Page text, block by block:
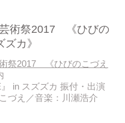
術祭2017 《ひびの
カ》
祭2017 《ひびのこづえ
』 in スズズカ 振付・出演
づえ／音楽：川瀬浩介